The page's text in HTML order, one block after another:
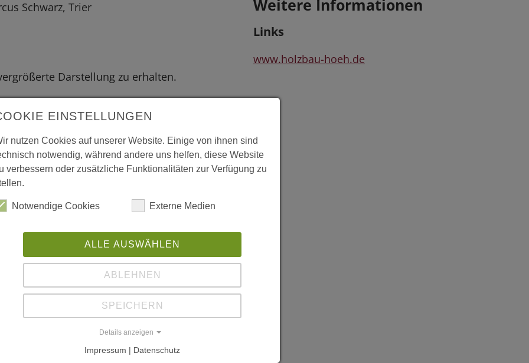
Schwarz, Trier
Darstellung zu erhalten.
Weitere Informationen
Links
www.holzbau-hoeh.de
EINSTELLUNGEN
nutzen Cookies auf unserer Website. Einige von ihnen sind
notwendig, während andere uns helfen, diese Website
verbessern oder zusätzliche Funktionalitäten zur Verfügung zu
Notwendige Cookies Externe Medien
ALLE AUSWÄHLEN
ABLEHNEN
SPEICHERN
Details anzeigen
Impressum | Datenschutz